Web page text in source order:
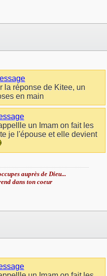
la réponse de Kitee, un
en main
un Imam on fait les
je l'épouse et elle devient
auprès de Dieu...
dans ton coeur